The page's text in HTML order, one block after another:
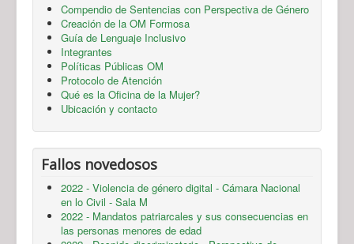
Compendio de Sentencias con Perspectiva de Género
Creación de la OM Formosa
Guía de Lenguaje Inclusivo
Integrantes
Políticas Públicas OM
Protocolo de Atención
Qué es la Oficina de la Mujer?
Ubicación y contacto
Fallos novedosos
2022 - Violencia de género digital - Cámara Nacional
en lo Civil - Sala M
2022 - Mandatos patriarcales y sus consecuencias en
las personas menores de edad